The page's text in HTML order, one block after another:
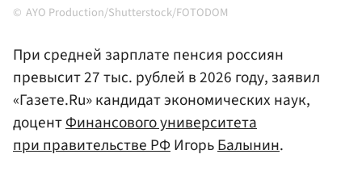
AYO Production/Shutterstock/FOTODOM
При средней зарплате пенсия россиян
превысит 27 тыс. рублей в 2026 году, заявил
«Газете.Ru» кандидат экономических наук,
доцентФинансового университета
при правительстве РФИгорьБалынин.